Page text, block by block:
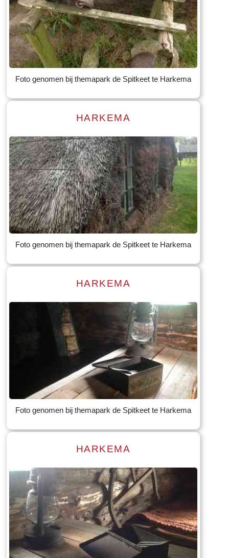
Read more
Tekst: © Foto: © Bauke Folkertsma
Foto genomen bij themapark de Spitkeet te Harkema
Read more
Tekst: © Foto: © Bauke Folkertsma
HARKEMA
Foto genomen bij themapark de Spitkeet te Harkema
Read more
Tekst: © Foto: © Bauke Folkertsma
HARKEMA
Foto genomen bij themapark de Spitkeet te Harkema
Read more
Tekst: © Foto: © Bauke Folkertsma
HARKEMA